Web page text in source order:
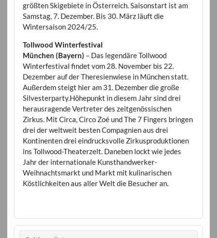
größten Skigebiete in Österreich. Saisonstart ist am
Samstag, 7. Dezember. Bis 30. März läuft die
Wintersaison 2024/25.
Tollwood Winterfestival
München (Bayern) – Das legendäre Tollwood
Winterfestival findet vom 28. November bis 22.
Dezember auf der Theresienwiese in München statt.
Außerdem steigt hier am 31. Dezember die große
Silvesterparty.Höhepunkt in diesem Jahr sind drei
herausragende Vertreter des zeitgenössischen
Zirkus. Mit Circa, Circo Zoé und The 7 Fingers bringen
drei der weltweit besten Compagnien aus drei
Kontinenten drei eindrucksvolle Zirkusproduktionen
ins Tollwood-Theaterzelt. Daneben lockt wie jedes
Jahr der internationale Kunsthandwerker-
Weihnachtsmarkt und Markt mit kulinarischen
Köstlichkeiten aus aller Welt die Besucher an.